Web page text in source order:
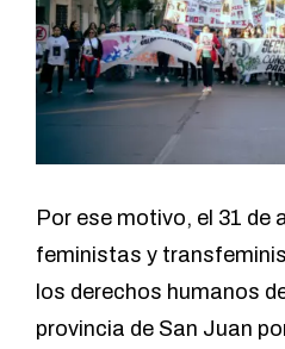
Por ese motivo, el 31 de
feministas y
los derechos humanos
provincia de San Juan